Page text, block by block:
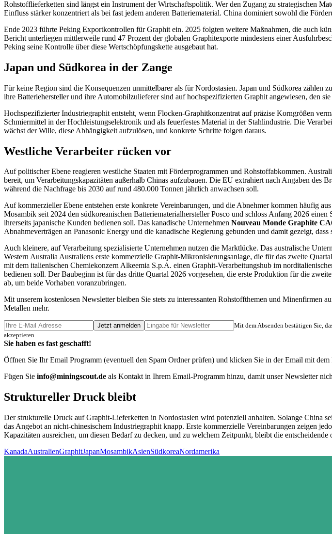
Rohstofflieferketten sind längst ein Instrument der Wirtschaftspolitik. Wer den Zugang zu strategischen
Einfluss stärker konzentriert als bei fast jedem anderen Batteriematerial. China dominiert sowohl die
Ende 2023 führte Peking Exportkontrollen für Graphit ein. 2025 folgten weitere Maßnahmen, die auch
Bericht unterliegen mittlerweile rund 47 Prozent der globalen Graphitexporte mindestens einer
Peking seine Kontrolle über diese Wertschöpfungskette ausgebaut hat.
Japan und Südkorea in der Zange
Für keine Region sind die Konsequenzen unmittelbarer als für Nordostasien. Japan und Südkorea
ihre Batteriehersteller und ihre Automobilzulieferer sind auf hochspezifizierten Graphit angewiesen, den
Hochspezifizierter Industriegraphit entsteht, wenn Flocken-Graphitkonzentrat auf präzise Korngrößen
Schmiermittel in der Hochleistungselektronik und als feuerfestes Material in der Stahlindustrie. Die
wächst der Wille, diese Abhängigkeit aufzulösen, und konkrete Schritte folgen daraus.
Westliche Verarbeiter rücken vor
Auf politischer Ebene reagieren westliche Staaten mit Förderprogrammen und Rohstoffabkommen.
bereit, um Verarbeitungskapazitäten außerhalb Chinas aufzubauen. Die EU extrahiert nach Angaben des
während die Nachfrage bis 2030 auf rund 480.000 Tonnen jährlich anwachsen soll.
Auf kommerzieller Ebene entstehen erste konkrete Vereinbarungen, und die Abnehmer kommen häufig
Mosambik seit 2024 den südkoreanischen Batteriematerialhersteller Posco und schloss Anfang 2026
ihrerseits japanische Kunden bedienen soll. Das kanadische Unternehmen Nouveau Monde Graphite
Abnahmeverträgen an Panasonic Energy und die kanadische Regierung gebunden und damit gezeigt,
Auch kleinere, auf Verarbeitung spezialisierte Unternehmen nutzen die Marktlücke. Das australische
Western Australia Australiens erste kommerzielle Graphit-Mikronisierungsanlage, die für das zweite
mit dem italienischen Chemiekonzern Alkeemia S.p.A. einen Graphit-Verarbeitungshub im
bedienen soll. Der Baubeginn ist für das dritte Quartal 2026 vorgesehen, die erste Produktion für die
ab, um beide Vorhaben voranzubringen.
Mit unserem kostenlosen Newsletter bleiben Sie stets zu interessanten Rohstoffthemen und Minenfirmen
Metallen mehr.
Jetzt anmelden Mit dem Absenden bestätigen Sie,
akzeptieren.
Sie haben es fast geschafft!
Öffnen Sie Ihr Email Programm (eventuell den Spam Ordner prüfen) und klicken Sie in der Email mit
Fügen Sie info@miningscout.de als Kontakt in Ihrem Email-Programm hinzu, damit unser Newsletter
Struktureller Druck bleibt
Der strukturelle Druck auf Graphit-Lieferketten in Nordostasien wird potenziell anhalten. Solange China
das Angebot an nicht-chinesischem Industriegraphit knapp. Erste kommerzielle Vereinbarungen zeigen
Kapazitäten ausreichen, um diesen Bedarf zu decken, und zu welchem Zeitpunkt, bleibt die entscheidende
KanadaAustralienGraphitJapanMosambikAsienSüdkoreaNordamerika